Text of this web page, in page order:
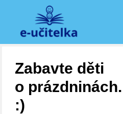
Zabavte děti
o
:)